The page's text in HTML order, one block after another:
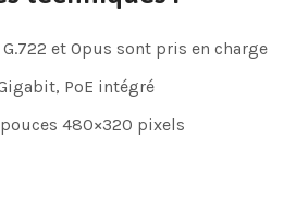
G.722 et Opus sont pris en charge
PoE intégré
480×320 pixels